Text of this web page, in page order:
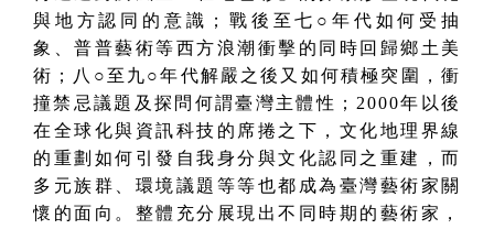
與地方認同的意識；戰後至七 ○年代 如何 受抽
象、普普藝術等西方浪潮衝擊的同時回歸鄉土美
術 ；
八○至九○年代解嚴之後又如何積極突圍，衝
撞禁忌議題及探問何謂臺灣主體性 ； 2000年以後
在全球化與資訊科技的席捲之下，文化地理界線
的重劃如何引發自我身分與文化認同之重建，而
多元族群、環境議題等等也都成為臺灣藝術家關
懷的面向。整體充分展現出 不同時期的藝術家，